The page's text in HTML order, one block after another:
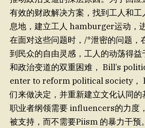
有效的财政解决方案，找到工人和
息地，建立工人 hamburger运动，进
在面对这些问题时，/*泄密的问题，
到民众的自由灵感，工人的动荡得
和政治变道的双重困难， Bill’s
enter to reform political society，
们来做决定，并重新建立文化认同
职业者纲领需要 influencers的力度
被支持，而不需要Piism 的暴力干预